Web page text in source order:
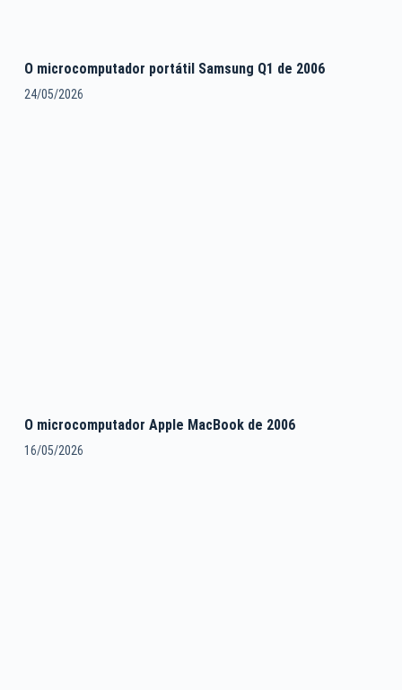
O microcomputador portátil Samsung Q1 de 2006
24/05/2026
O microcomputador Apple MacBook de 2006
16/05/2026